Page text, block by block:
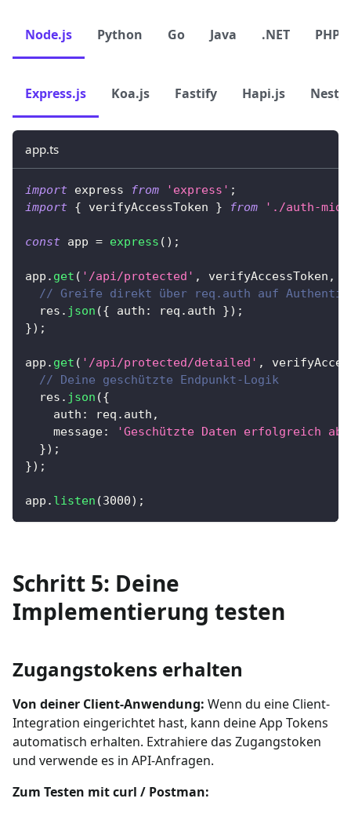
Node.js Python Go Java .NET PHP
Express.js Koa.js Fastify Hapi.js NestJS
app.ts
import express from 'express' ;
import { verifyAccessToken } from './auth-
const app = express ( ) ;
app . get ( '/api/protected' , verifyAccessToken ,
// Greife direkt über req.auth auf
  res
. json ({ auth : req . auth }) ;
}) ;
app . get ( '/api/protected/detailed' ,
// Deine geschützte Endpunkt-Logik
  res
. json ({
    auth
: req . auth ,
    message
:
'Geschützte Daten erfolgreich
}) ;
}) ;
app . listen (3000) ;
Schritt 5: Deine
Implementierung testen
Zugangstokens erhalten
Von deiner Client-Anwendung: Wenn du eine Client-
Integration eingerichtet hast, kann deine App Tokens
automatisch erhalten. Extrahiere das Zugangstoken
und verwende es in API-Anfragen.
Zum Testen mit curl / Postman: